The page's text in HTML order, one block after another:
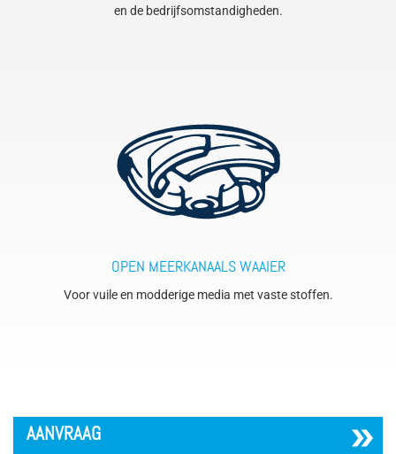
en de bedrijfsomstandigheden.
OPEN MEERKANAALS WAAIER
Voor vuile en modderige media met vaste stoffen.
AANVRAAG